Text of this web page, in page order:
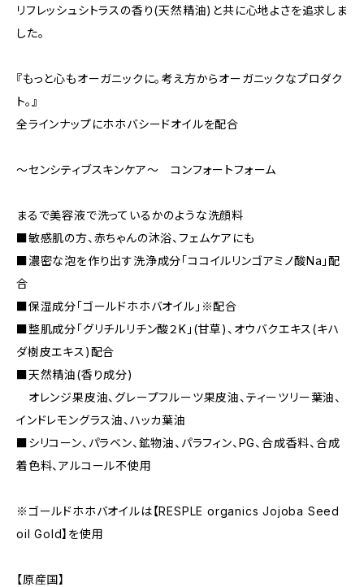
リフレッシュシトラスの香り(天然精油)と共に心地よさを追求しま
した。
『もっと心もオーガニックに。考え方からオーガニックなプロダク
ト。』
全ラインナップにホホバシードオイルを配合
～センシティブスキンケア～ コンフォートフォーム
まるで美容液で洗っているかのような洗顔料
■敏感肌の方、赤ちゃんの沐浴、フェムケアにも
■濃密な泡を作り出す洗浄成分「ココイルリンゴアミノ酸Na」配
合
■保湿成分「ゴールドホホバオイル」※配合
■整肌成分「グリチルリチン酸２K」(甘草)、オウバクエキス(キハ
ダ樹皮エキス)配合
■天然精油(香り成分)
オレンジ果皮油、グレープフルーツ果皮油、ティーツリー葉油、
インドレモングラス油、ハッカ葉油
■シリコーン、パラベン、鉱物油、パラフィン、PG、合成香料、合成
着色料、アルコール不使用
※ゴールドホホバオイルは【RESPLE organics Jojoba Seed
oil Gold】を使用
【原産国】